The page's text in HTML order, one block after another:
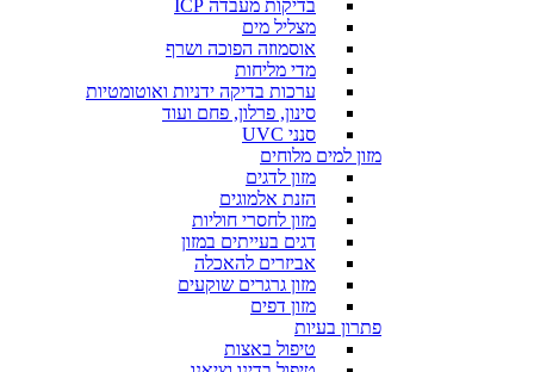
בדיקות מעבדה ICP
מצליל מים
אוסמוזה הפוכה ושרף
מדי מליחות
ערכות בדיקה ידניות ואוטומטיות
סינון, פרלון, פחם ועוד
סנני UVC
מזון למים מלוחים
מזון לדגים
הזנת אלמוגים
מזון לחסרי חוליות
דגים בעייתים במזון
אביזרים להאכלה
מזון גרגרים שוקעים
מזון דפים
פתרון בעיות
טיפול באצות